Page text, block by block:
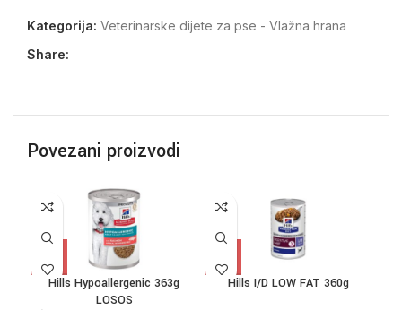
Kategorija: Veterinarske dijete za pse - Vlažna hrana
Share:
Povezani proizvodi
Hills Hypoallergenic 363g
LOSOS
Hills I/D LOW FAT 360g